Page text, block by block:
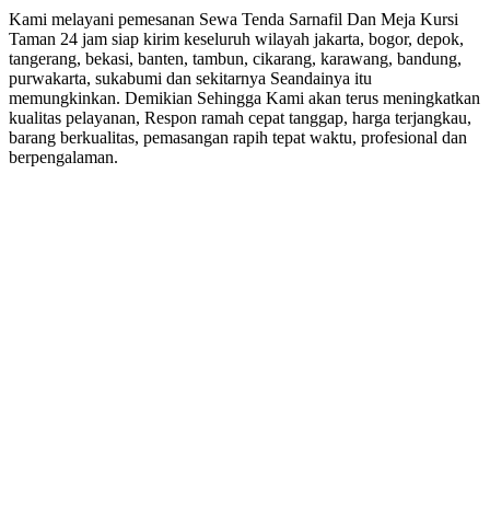
Kami melayani pemesanan Sewa Tenda Sarnafil Dan Meja Kursi
Taman 24 jam siap kirim keseluruh wilayah jakarta, bogor, depok,
tangerang, bekasi, banten, tambun, cikarang, karawang, bandung,
purwakarta, sukabumi dan sekitarnya Seandainya itu
memungkinkan. Demikian Sehingga Kami akan terus meningkatkan
kualitas pelayanan, Respon ramah cepat tanggap, harga terjangkau,
barang berkualitas, pemasangan rapih tepat waktu, profesional dan
berpengalaman.